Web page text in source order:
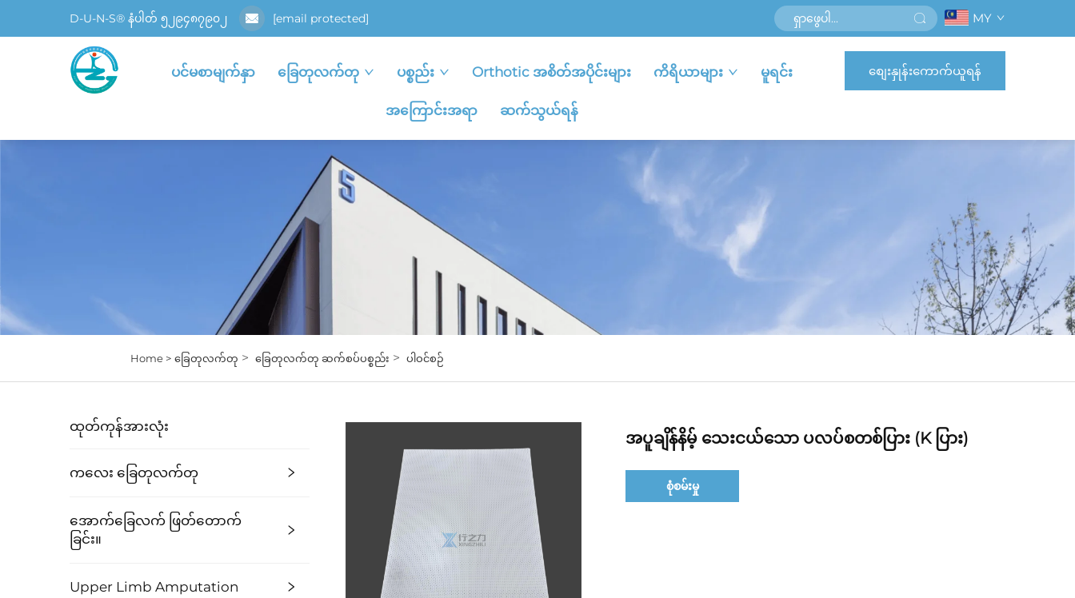
D-U-N-S® နံပါတ် ၅၂၉၄၈၇၉၀၂ [email protected] MY
ပင်မစာမျက်နှာ ခြေတုလက်တု ပစ္စည်း Orthotic အစိတ်အပိုင်းများ ကိရိယာများ မူရင်း
အကြောင်းအရာ ဆက်သွယ်ရန်
စျေးနှုန်းကောက်ယူရန်
Home > ခြေတုလက်တု > ခြေတုလက်တု ဆက်စပ်ပစ္စည်း > ပါဝင်စဉ်
ထုတ်ကုန်အားလုံး
ကလေး ခြေတုလက်တု
အောက်ခြေလက် ဖြတ်တောက်
ခြင်း။
Upper Limb Amputation
အပူချိန်နိမ့် သေးငယ်သော ပလပ်စတစ်ပြား (K ပြား)
စုံစမ်းမှု